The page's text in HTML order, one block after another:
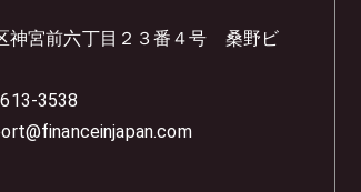
神宮前六丁目２３番４号 桑野ビ
3538